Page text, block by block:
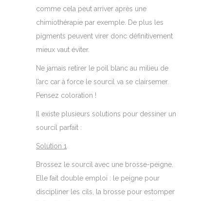
comme cela peut arriver après une
chimiothérapie par exemple. De plus les
pigments peuvent virer donc définitivement
mieux vaut éviter.
Ne jamais retirer le poil blanc au milieu de
l’arc car à force le sourcil va se clairsemer.
Pensez coloration !
Il existe plusieurs solutions pour dessiner un
sourcil parfait :
Solution 1
Brossez le sourcil avec une brosse-peigne.
Elle fait double emploi : le peigne pour
discipliner les cils, la brosse pour estomper